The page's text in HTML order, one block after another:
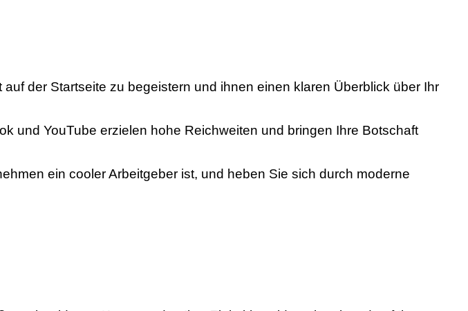
der Startseite zu begeistern und ihnen einen klaren Überblick über Ihr
und YouTube erzielen hohe Reichweiten und bringen Ihre Botschaft
ein cooler Arbeitgeber ist, und heben Sie sich durch moderne